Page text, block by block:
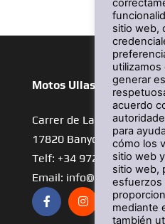
Motos Ullastres
Carrer de La Llibertat, 19
17820 Banyoles
Telf: +34 972 57 03 24
Email:
sitio web,
utilizamos
generar
acuerdo
para
cómo los
sitio web
sitio web,
esfuerzos
mediante
también